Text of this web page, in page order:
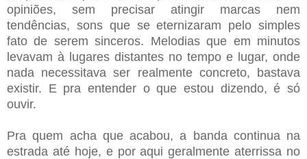
opiniões, sem precisar atingir marcas nem
tendências, sons que se eternizaram pelo simples
fato de serem sinceros. Melodias que em minutos
levavam à lugares distantes no tempo e lugar, onde
nada necessitava ser realmente concreto, bastava
existir. E pra entender o que estou dizendo, é só
ouvir.
Pra quem acha que acabou, a banda continua na
estrada até hoje, e por aqui geralmente aterrissa no